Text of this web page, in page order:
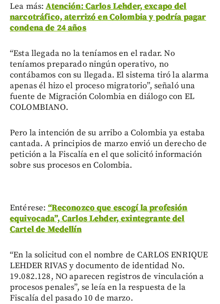
Lea más:Atención: Carlos Lehder, excapo del
narcotráfico, aterrizó en Colombia y podría pagar
condena de 24 años
“Esta llegada no la teníamos en el radar. No
teníamos preparado ningún operativo, no
contábamos con su llegada. El sistema tiró la alarma
apenas él hizo el proceso migratorio”, señaló una
fuente de Migración Colombia en diálogo con EL
COLOMBIANO.
Pero la intención de su arribo a Colombia ya estaba
cantada. A principios de marzo envió un derecho de
petición a la Fiscalía en el que solicitó información
sobre sus procesos en Colombia.
Entérese: “Reconozco que escogí la profesión
equivocada”, Carlos Lehder, exintegrante del
Cartel de Medellín
“En la solicitud con el nombre de CARLOS ENRIQUE
LEHDER RIVAS y documento de identidad No.
19.082.128, ΝΟ aparecen registros de vinculación a
procesos penales”, se leía en la respuesta de la
Fiscalía del pasado 10 de marzo.